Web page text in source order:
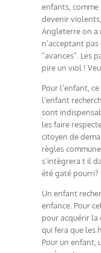
enfants,
devenir
Angleterre on a
n’acceptant pas
"avances". Les
pire un viol !
Pour l’enfant,
l’enfant
sont
les faire
citoyen de
règles
s’intègrera t il
été gaté pourri?
Un enfant
enfance. Pour
pour acquérir la
qui fera que les
Pour un enfant,